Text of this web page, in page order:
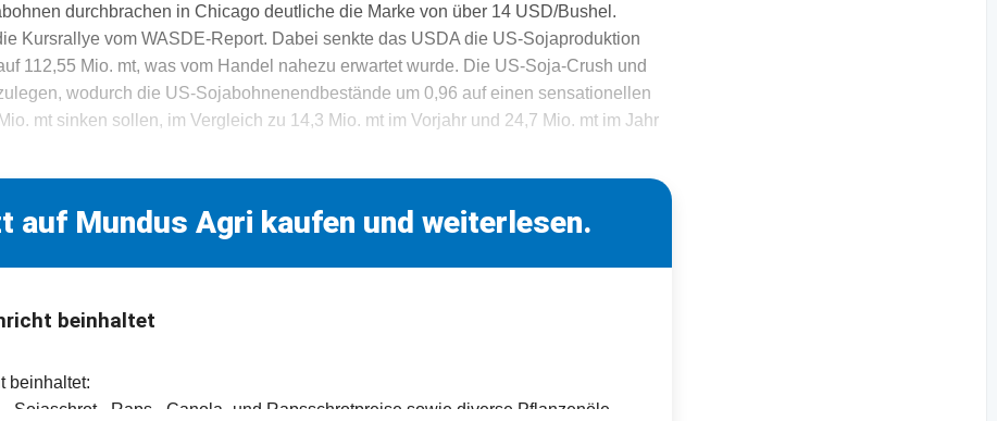
durchbrachen in Chicago deutliche die Marke von über 14 USD/Bushel.
Kursrallye vom WASDE-Report. Dabei senkte das USDA die US-Sojaproduktion
112,55 Mio. mt, was vom Handel nahezu erwartet wurde. Die US-Soja-Crush und
wodurch die US-Sojabohnenendbestände um 0,96 auf einen sensationellen
mt sinken sollen, im Vergleich zu 14,3 Mio. mt im Vorjahr und 24,7 Mio. mt im Jahr
auf Mundus Agri kaufen und weiterlesen.
beinhaltet
beinhaltet:
, Sojaschrot-, Raps-, Canola- und Rapsschrotpreise sowie diverse Pflanzenöle